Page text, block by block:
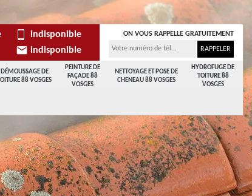
DÉMOUSSAGE DE
88 VOSGES
PEINTURE DE
FAÇADE 88
VOSGES
NETTOYAGE ET POSE DE
CHENEAU 88 VOSGES
HYDROFUGE DE
TOITURE 88
VOSGES
indisponible
indisponible
ON VOUS RAPPELLE GRATUITEMENT